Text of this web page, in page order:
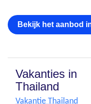
Bekijk het aanbod
Vakanties in
Thailand
Vakantie Thailand